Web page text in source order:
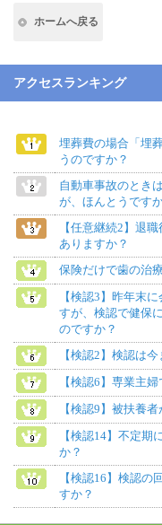
ホームへ戻る
アクセスランキング
埋葬費の場合「埋
うのですか？
自動車事故のとき
が、ほんとうです
【任意継続2】退
ありますか？
保険だけで歯の治
【検認3】昨年末
すが、検認で健保
のですか？
【検認2】検認は
【検認6】専業主
【検認9】被扶養
【検認14】不定期
か？
【検認16】検認の
すか？